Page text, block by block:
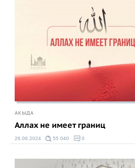
АКЫДА
Аллах не имеет границ
26.06.2024 55 040 0